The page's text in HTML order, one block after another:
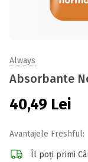
Always
Absorbante
40,49 Lei
Avantajele Freshful:
Îl poți primi